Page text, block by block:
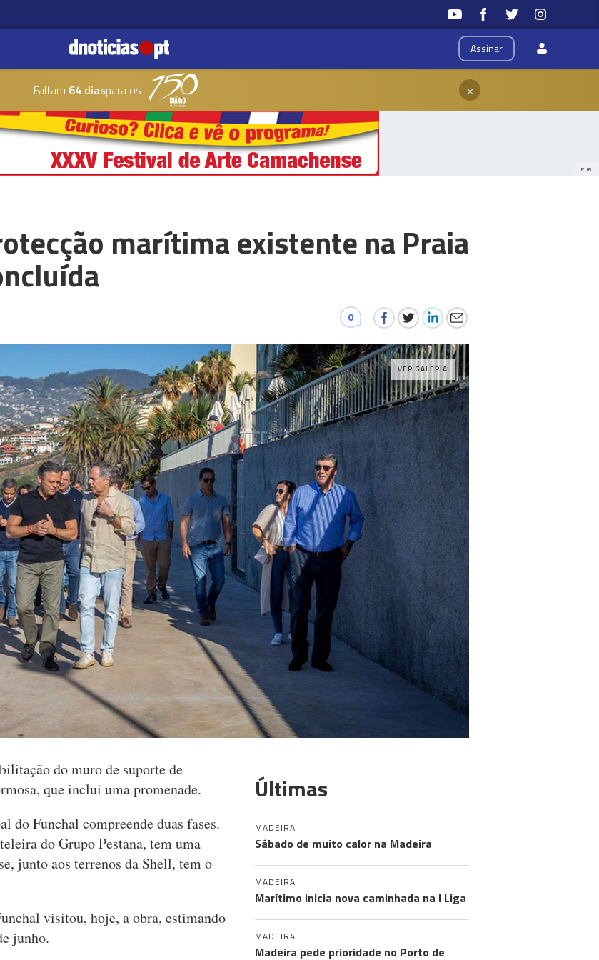
Assinar
Faltam 64 diaspara os ×
PUB
marítima existente na Praia
0
VER GALERIA
do muro de suporte de
que inclui uma promenade.
do Funchal compreende duas fases.
do Grupo Pestana, tem uma
junto aos terrenos da Shell, tem o
visitou, hoje, a obra, estimando
junho.
Últimas
MADEIRA
Sábado de muito calor na Madeira
MADEIRA
Marítimo inicia nova caminhada na I Liga
MADEIRA
Madeira pede prioridade no Porto de